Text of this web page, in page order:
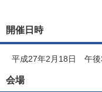
開催日時
平成27年2月18日 午後
会場